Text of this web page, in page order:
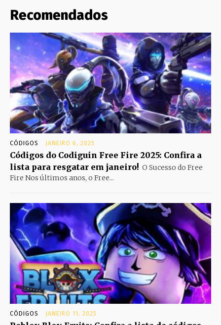
Recomendados
CÓDIGOS JANEIRO 6, 2025
Códigos do Codiguin Free Fire 2025: Confira a
lista para resgatar em janeiro! O Sucesso do Free
Fire Nos últimos anos, o Free...
CÓDIGOS JANEIRO 11, 2025